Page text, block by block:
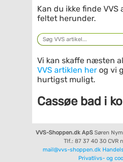
Kan du ikke finde VVS
feltet herunder.
Vi kan skaffe næsten
VVS artiklen her og vi
hurtigst muligt.
Cassøe bad i
VVS-Shoppen.dk ApS Søren
Tlf.: 87 37 40 30 CVR
mail@vvs-shoppen.dk
Privatlivs- og